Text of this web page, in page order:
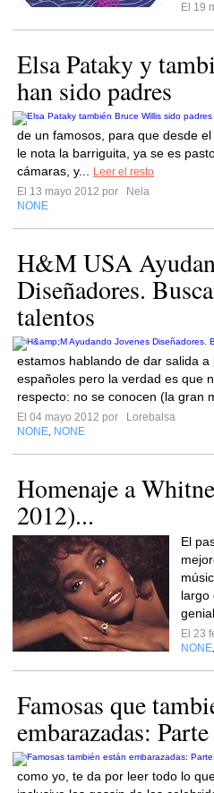
El 19
Elsa Pataky y
han sido padres
de un famosos, para que desde
le nota la barriguita, ya se es
cámaras, y...
Leer el resto
El 13 mayo 2012 por
Nela
NONE
H&M USA
Diseñadores.
talentos
estamos hablando de dar salida
españoles pero la verdad es que
respecto: no se conocen (la gran
El 04 mayo 2012 por
Lorebalsa
NONE NONE
Homenaje a
2012)...
El
largo
El 23
NONE
Famosas que
embarazadas: Parte
como yo, te da por leer todo lo